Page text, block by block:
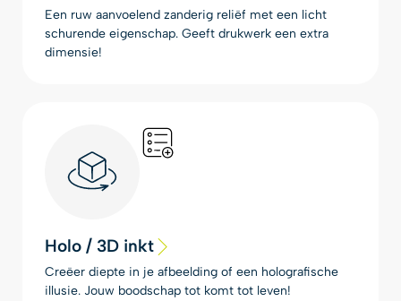
Een ruw aanvoelend zanderig reliëf met een licht
schurende eigenschap. Geeft drukwerk een extra
dimensie!
Holo / 3D inkt
Creëer diepte in je afbeelding of een holografische
illusie. Jouw boodschap tot komt tot leven!